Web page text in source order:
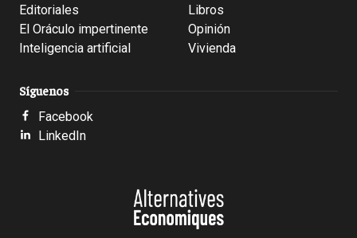
Editoriales
El Oráculo impertinente
Inteligencia artificial
Libros
Opinión
Vivienda
Síguenos
Facebook
LinkedIn